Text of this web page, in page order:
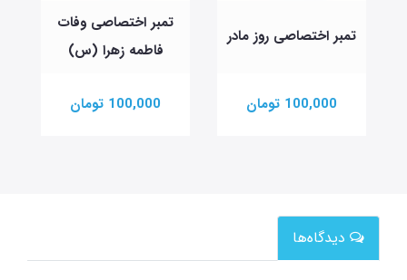
تمبر اختصاصی روز مادر
100,000 تومان
تمبر اختصاصی وفات
فاطمه زهرا (س)
100,000 تومان
دیدگاه‌ها